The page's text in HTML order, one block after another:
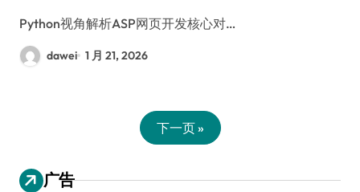
Python视角解析ASP网页开发核心对…
dawei 1 月 21, 2026
下一页 »
广告